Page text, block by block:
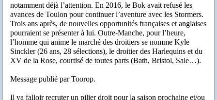
notamment déjà l’attention. En 2016, le Bok avait refusé les
avances de Toulon pour continuer l’aventure avec les Stormers.
Trois ans après, de nouvelles opportunités françaises et anglaises
pourraient se présenter à lui. Outre-Manche, pour l’heure,
l’homme qui anime le marché des droitiers se nomme Kyle
Sinckler (26 ans, 28 sélections), le droitier des Harlequins et du
XV de la Rose, courtisé de toutes parts (Bath, Bristol, Sale…).
Message publié par Toorop.
Il va falloir recruter un pilier droit pour la saison prochaine et/ou